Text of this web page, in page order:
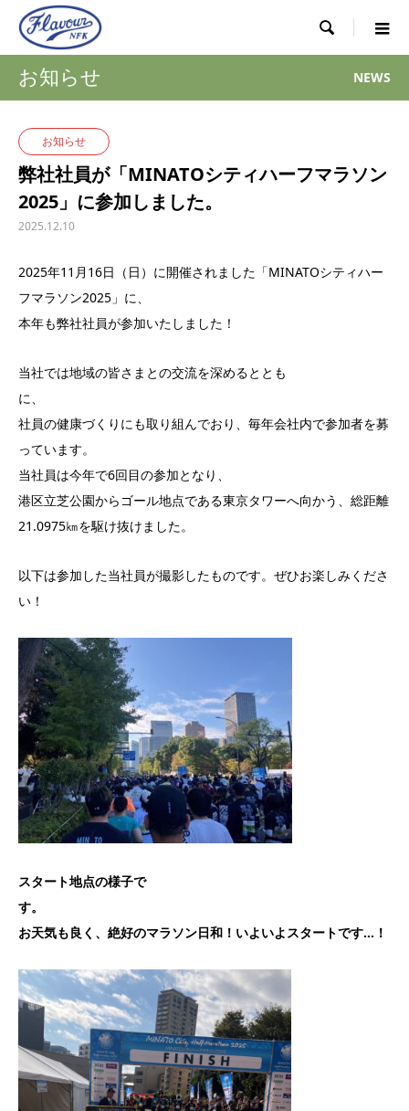

お知らせ NEWS
お知らせ
弊社社員が「MINATOシティハーフマラソン
2025」に参加しました。
2025.12.10
2025年11月16日（日）に開催されました「MINATOシティハー
フマラソン2025」に、
本年も弊社社員が参加いたしました！
当社では地域の皆さまとの交流を深めるととも
に
社員の健康づくりにも取り組んでおり、毎年会社内で参加者を募
っています。
当社員は今年で6回目の参加となり、
港区立芝公園からゴール地点である東京タワーへ向かう、総距離
21.0975㎞を駆け抜けました。
以下は参加した当社員が撮影したものです。ぜひお楽しみくださ
い！
スタート地点の様子で
す
お天気も良く、絶好のマラソン日和！ いよいよスタートです…！